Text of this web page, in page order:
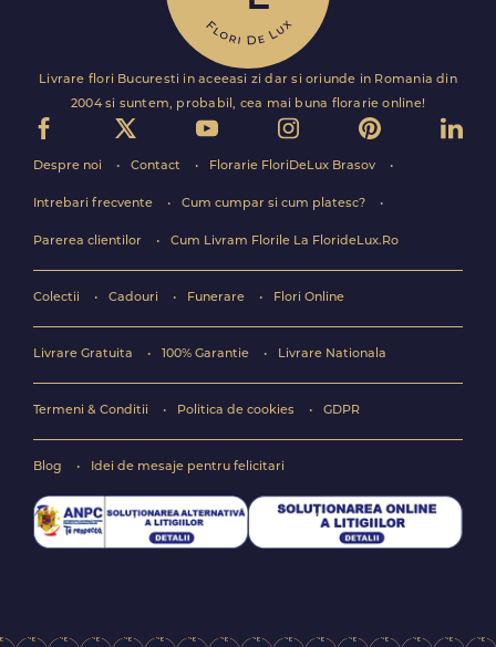
Livrare flori Bucuresti in aceeasi zi dar si oriunde in Romania din
2004 si suntem, probabil, cea mai buna florarie online!
Despre noi Contact Florarie FloriDeLux Brasov
Intrebari frecvente Cum cumpar si cum platesc?
Parerea clientilor Cum Livram Florile La FlorideLux.Ro
Colectii Cadouri Funerare Flori Online
Livrare Gratuita 100% Garantie Livrare Nationala
Termeni & Conditii Politica de cookies GDPR
Blog Idei de mesaje pentru felicitari